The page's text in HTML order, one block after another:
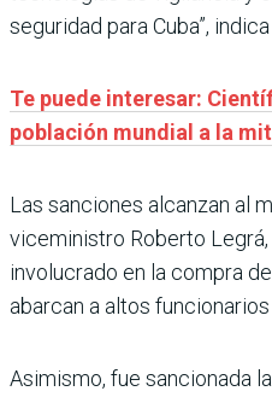
seguridad para Cuba”,
Te puede interesar:
población mundial a la
Las sanciones alcanzan al
viceministro Roberto
involucrado en la compra
abarcan a altos
Asimismo, fue sancionada